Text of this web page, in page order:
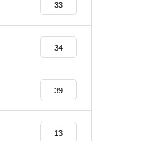
33
34
39
13